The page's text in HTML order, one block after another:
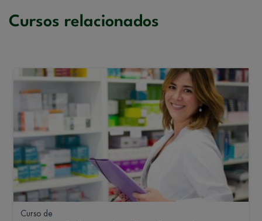
Cursos relacionados
Curso de